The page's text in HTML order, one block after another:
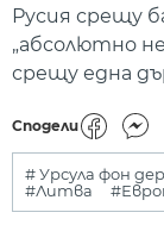
Русия срещу
„абсолютно
срещу една
Сподели
# Урсула фон
#Литва